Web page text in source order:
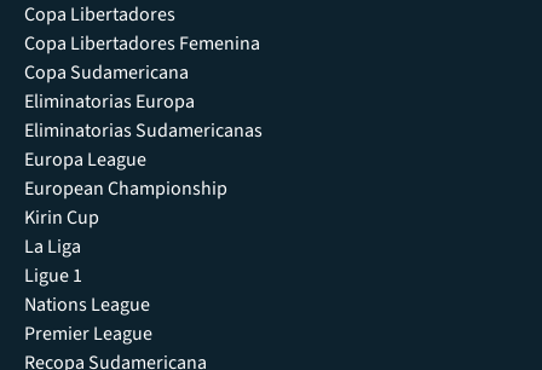
Copa Libertadores
Copa Libertadores Femenina
Copa Sudamericana
Eliminatorias Europa
Eliminatorias Sudamericanas
Europa League
European Championship
Kirin Cup
La Liga
Ligue 1
Nations League
Premier League
Recopa Sudamericana